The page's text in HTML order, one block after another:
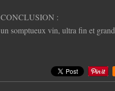
CONCLUSION :
un somptueux vin, ultra fin et